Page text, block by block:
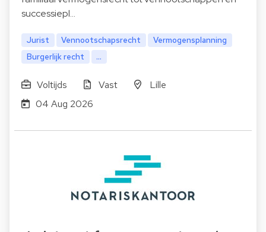
successiepl…
Jurist Vennootschapsrecht
Vermogensplanning
Burgerlijk recht
...
Voltijds Vast
Lille
04 Aug 2026